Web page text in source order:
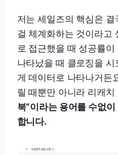
저는 세일즈의 핵심은
걸 체계화하는 것이라고
로 접근했을 때 성공률
나타났을 때 클로징을
게 데이터로 나타나거든
릴 때뿐만 아니라 리캐치
북”이라는 용어를 수없
합니다.